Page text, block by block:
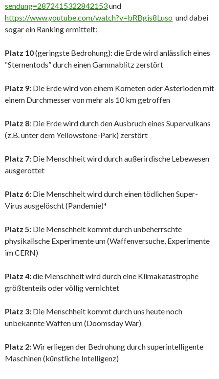
sendung=2872415322842153und
https://www.youtube.com/watch?v=bRBgis8Luso und dabei
sogar ein Ranking ermittelt:
Platz 10(geringste Bedrohung): die Erde wird anlässlich eines
“Sternentods” durch einen Gammablitz zerstört
Platz 9: Die Erde wird von einem Kometen oder Asterioden mit
einem Durchmesser von mehr als 10 km getroffen
Platz 8: Die Erde wird durch den Ausbruch eines Supervulkans
(z.B. unter dem Yellowstone-Park) zerstört
Platz 7: Die Menschheit wird durch außerirdische Lebewesen
ausgerottet
Platz 6: Die Menschheit wird durch einen tödlichen Super-
Virus ausgelöscht (Pandemie)*
Platz 5: Die Menschheit kommt durch unbeherrschte
physikalische Experimente um (Waffenversuche, Experimente
im CERN)
Platz 4:die Menschheit wird durch eine Klimakatastrophe
größtenteils oder völlig vernichtet
Platz 3: Die Menschheit kommt durch uns heute noch
unbekannte Waffen um (Doomsday War)
Platz 2:Wir erliegen der Bedrohung durch superintelligente
Maschinen (künstliche Intelligenz)